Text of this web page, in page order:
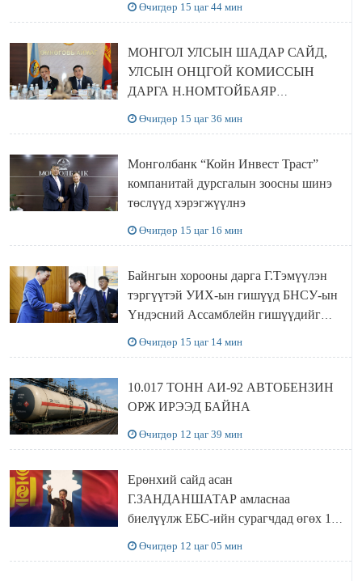
Өчигдөр 15 цаг 44 мин
МОНГОЛ УЛСЫН ШАДАР САЙД,
УЛСЫН ОНЦГОЙ КОМИССЫН
ДАРГА Н.НОМТОЙБАЯР
Өчигдөр 15 цаг 36 мин
Монголбанк “Койн Инвест Траст”
компанитай дурсгалын зоосны шинэ
төслүүд хэрэгжүүлнэ
Өчигдөр 15 цаг 16 мин
Байнгын хорооны дарга Г.Тэмүүлэн
тэргүүтэй УИХ-ын гишүүд БНСУ-ын
Үндэсний Ассамблейн гишүүдийг
Өчигдөр 15 цаг 14 мин
10.017 ТОНН АИ-92 АВТОБЕНЗИН
ОРЖ ИРЭЭД БАЙНА
Өчигдөр 12 цаг 39 мин
Ерөнхий сайд асан
Г.ЗАНДАНШАТАР амласнаа
биелүүлж ЕБС-ийн сурагчдад өгөх 10.
Өчигдөр 12 цаг 05 мин